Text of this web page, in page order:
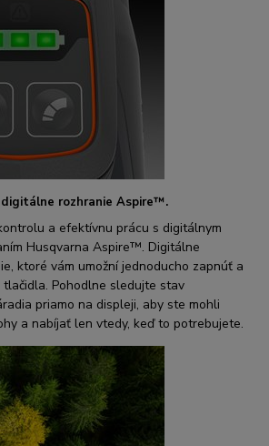
rozhranie Aspire™.
a efektívnu prácu s digitálnym
Husqvarna Aspire™. Digitálne
ktoré vám umožní jednoducho zapnúť a
Pohodlne sledujte stav
priamo na displeji, aby ste mohli
a nabíjať len vtedy, keď to potrebujete.